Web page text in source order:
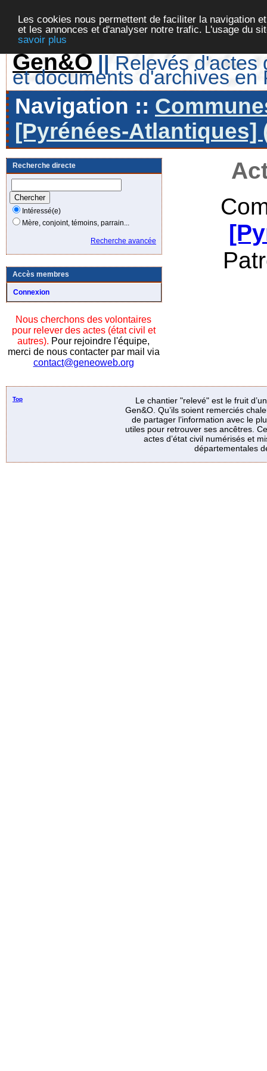
Les cookies nous permettent de faciliter la navigation
et les annonces et d'analyser notre trafic. L'usage du
savoir plus
Gen&O || Relevés d'actes
et documents d'archives en
Navigation ::
[Pyrénées-Atlantiques]
Recherche directe
Intéressé(e)
Mère, conjoint, témoins, parrain...
Recherche avancée
Accès membres
Connexion
Nous cherchons des volontaires
pour relever des actes (état civil et
autres). Pour rejoindre l'équipe,
merci de nous contacter par mail via
contact@geneoweb.org
Top
Le chantier "relevé" est le fruit
Gen&O. Qu’ils soient remerciés
de partager l’information avec le
utiles pour retrouver ses ancêtres.
actes d’état civil numérisés et
départementales